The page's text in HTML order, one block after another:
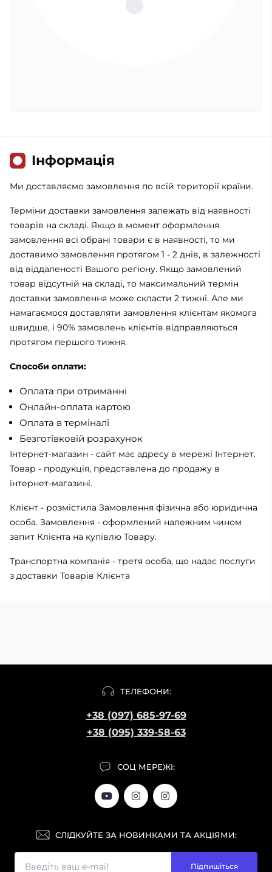
Iнформація
Ми доставляємо замовлення по всій території країни.
Терміни доставки замовлення залежать від наявності
товарів на складі. Якщо в момент оформлення
замовлення всі обрані товари є в наявності, то ми
доставимо замовлення протягом 1 - 2 днів, в залежності
від віддаленості Вашого регіону. Якщо замовлений
товар відсутній на складі, то максимальний термін
доставки замовлення може скласти 2 тижні. Але ми
намагаємося доставляти замовлення клієнтам якомога
швидше, і 90% замовлень клієнтів відправляються
протягом першого тижня.
Способи оплати:
Оплата при отриманні
Онлайн-оплата картою
Оплата в терміналі
Безготівковій розрахунок
Інтернет-магазин - сайт має адресу в мережі Інтернет.
Товар - продукція, представлена ​​до продажу в
інтернет-магазині.
Клієнт - розмістила Замовлення фізична або юридична
особа. Замовлення - оформлений належним чином
запит Клієнта на купівлю Товару.
Транспортна компанія - третя особа, що надає послуги
з доставки Товарів Клієнта
ТЕЛЕФОНИ:
+38 (097) 685-97-69
+38 (095) 339-58-63
СОЦ МЕРЕЖІ:
СЛІДКУЙТЕ ЗА НОВИНКАМИ ТА АКЦІЯМИ:
Підпишіться